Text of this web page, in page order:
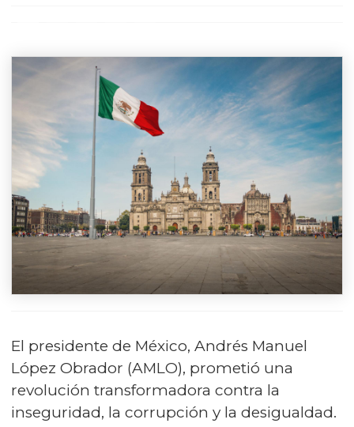
El presidente de México, Andrés Manuel
López Obrador (AMLO), prometió una
revolución transformadora contra la
inseguridad, la corrupción y la desigualdad.